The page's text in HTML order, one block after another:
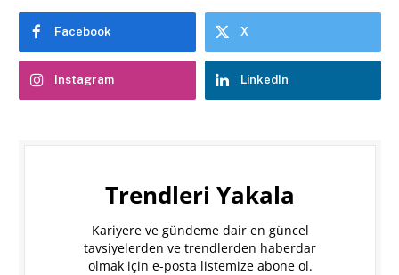
Facebook X
Instagram LinkedIn
Trendleri Yakala
Kariyere ve gündeme dair en güncel
tavsiyelerden ve trendlerden haberdar
olmak için e-posta listemize abone ol.